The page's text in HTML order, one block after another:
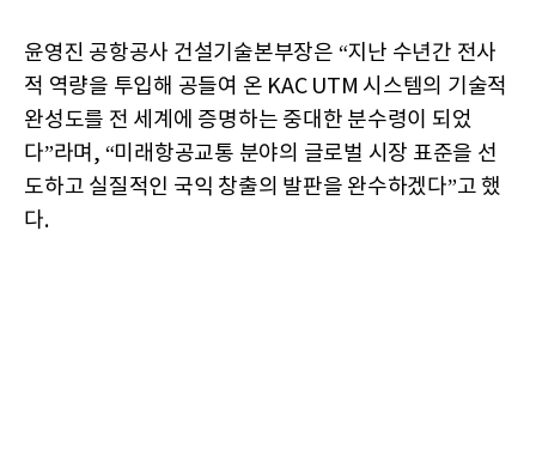
윤영진 공항공사 건설기술본부장은 “지난 수년간 전사
적 역량을 투입해 공들여 온 KAC UTM 시스템의 기술적
완성도를 전 세계에 증명하는 중대한 분수령이 되었
다”라며, “미래항공교통 분야의 글로벌 시장 표준을 선
도하고 실질적인 국익 창출의 발판을 완수하겠다”고 했
다.